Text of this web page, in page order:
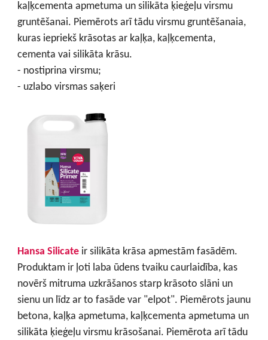
kaļķcementa apmetuma un silikāta ķieģeļu virsmu
gruntēšanai. Piemērots arī tādu virsmu gruntēšanaia,
kuras iepriekš krāsotas ar kaļķa, kaļķcementa,
cementa vai silikāta krāsu.
- nostiprina virsmu;
- uzlabo virsmas saķeri
Hansa Silicate ir silikāta krāsa apmestām fasādēm.
Produktam ir ļoti laba ūdens tvaiku caurlaidība, kas
novērš mitruma uzkrāšanos starp krāsoto slāni un
sienu un līdz ar to fasāde var "elpot". Piemērots jaunu
betona, kaļķa apmetuma, kaļķcementa apmetuma un
silikāta ķieģeļu virsmu krāsošanai. Piemērota arī tādu